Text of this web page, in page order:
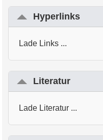
Hyperlinks
Lade Links ...
Literatur
Lade Literatur ...